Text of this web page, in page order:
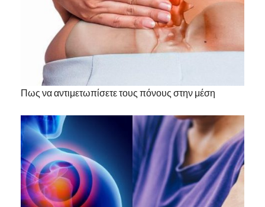
Πως να αντιμετωπίσετε τους πόνους στην μέση